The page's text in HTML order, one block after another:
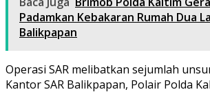
Padamkan Kebakaran Rumah Dua
Balikpapan
Operasi SAR melibatkan sejumlah
Kantor SAR Balikpapan, Polair Polda